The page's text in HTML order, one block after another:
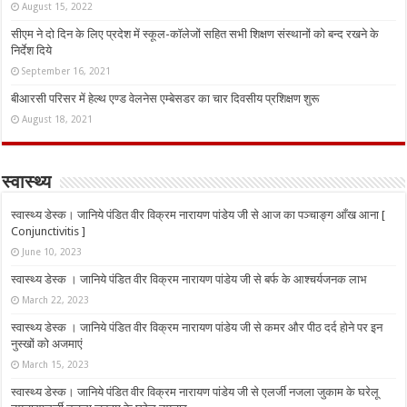
August 15, 2022
सीएम ने दो दिन के लिए प्रदेश में स्कूल-कॉलेजों सहित सभी शिक्षण संस्थानों को बन्द रखने के
निर्देश दिये
September 16, 2021
बीआरसी परिसर में हेल्थ एण्ड वेलनेस एम्बेसडर का चार दिवसीय प्रशिक्षण शुरू
August 18, 2021
स्वास्थ्य
स्वास्थ्य डेस्क। जानिये पंडित वीर विक्रम नारायण पांडेय जी से आज का पञ्चाङ्ग आँख आना [
Conjunctivitis ]
June 10, 2023
स्वास्थ्य डेस्क । जानिये पंडित वीर विक्रम नारायण पांडेय जी से बर्फ के आश्चर्यजनक लाभ
March 22, 2023
स्वास्थ्य डेस्क । जानिये पंडित वीर विक्रम नारायण पांडेय जी से कमर और पीठ दर्द होने पर इन
नुस्‍खों को अजमाएं
March 15, 2023
स्वास्थ्य डेस्क। जानिये पंडित वीर विक्रम नारायण पांडेय जी से एलर्जी नजला जुकाम के घरेलू